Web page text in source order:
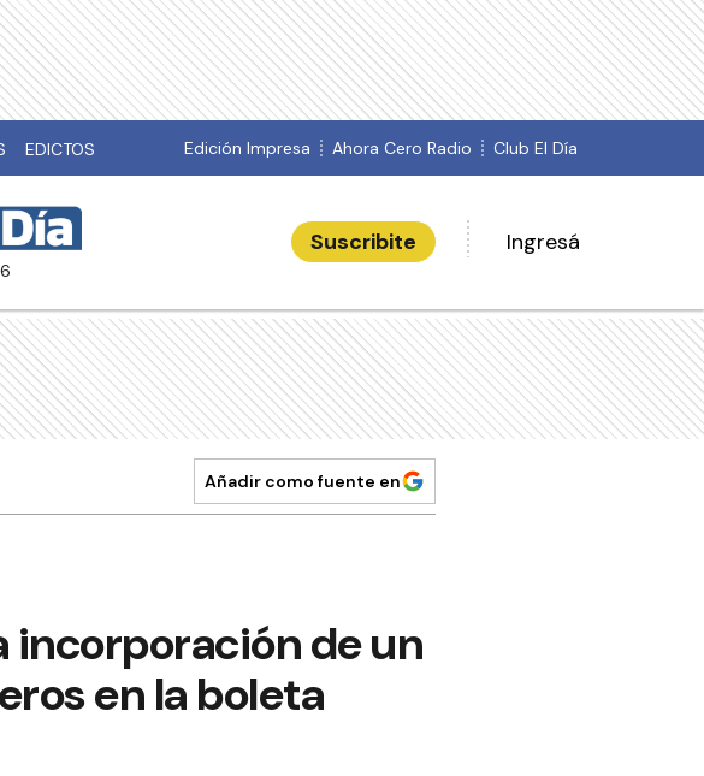
EDICTOS Edición Impresa Ahora Cero Radio Club El Día
Suscribite Ingresá
Añadir como fuente en
incorporación de un
en la boleta